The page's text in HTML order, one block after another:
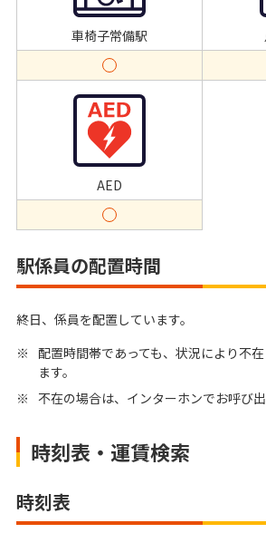
車椅子常備駅
AED
駅係員の配置時間
終日、係員を配置しています。
※ 配置時間帯であっても、状況により不
ます。
※ 不在の場合は、インターホンでお呼び出
時刻表・運賃検索
時刻表